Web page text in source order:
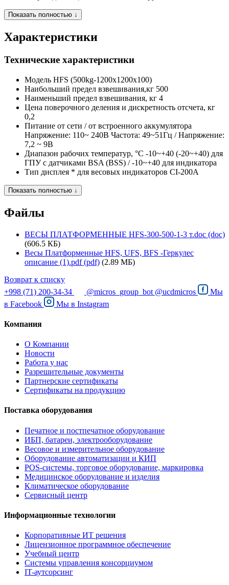
Показать полностью ↓
Характеристики
Технические характеристики
Модель HFS (500kg-1200x1200x100)
Наибольший предел взвешивания,кг 500
Наименьший предел взвешивания, кг 4
Цена поверочного деления и дискретность отсчета, кг
0,2
Питание от сети / от встроенного аккумулятора
Напряжение: 110~ 240В Частота: 49~51Гц / Напряжение:
7,2 ~ 9В
Диапазон рабочих температур, °C -10~+40 (-20~+40) для
ГПУ с датчиками BSA (BSS) / -10~+40 для индикатора
Тип дисплея * для весовых индикаторов CI-200A
Показать полностью ↓
Файлы
ВЕСЫ ПЛАТФОРМЕННЫЕ HFS-300-500-1-3 т.doc (doc)
(606.5 КБ)
Весы Платформенные HFS, UFS, BFS -Геркулес
описание (1).pdf (pdf) (2.89 МБ)
Возврат к списку
+998 (71) 200-34-34
@micros_group_bot @ucdmicros
Мы
в Facebook Мы в Instagram
Компания
О Компании
Новости
Работа у нас
Разрешительные документы
Партнерские сертификаты
Сертификаты на продукцию
Поставка оборудования
Печатное и постпечатное оборудование
ИБП, батареи, электрооборудование
Весовое и измерительное оборудование
Оборудование автоматизации и КИП
POS-системы, торговое оборудование, маркировка
Медицинское оборудование и изделия
Климатическое оборудование
Сервисный центр
Информационные технологии
Корпоративные ИТ решения
Лицензионное программное обеспечение
Учебный центр
Системы управления консорциумом
IT-аутсорсинг